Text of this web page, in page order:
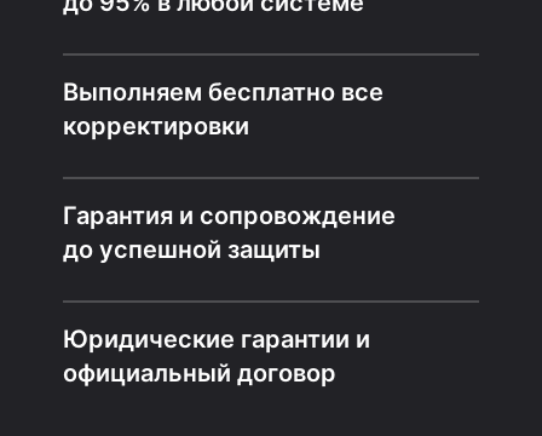
Выполняем бесплатно все
корректировки
Гарантия и сопровождение
до успешной защиты
Юридические гарантии и
официальный договор